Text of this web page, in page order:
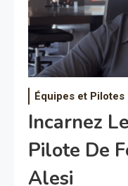
Équipes et Pilotes
Incarnez
Pilote De
Alesi